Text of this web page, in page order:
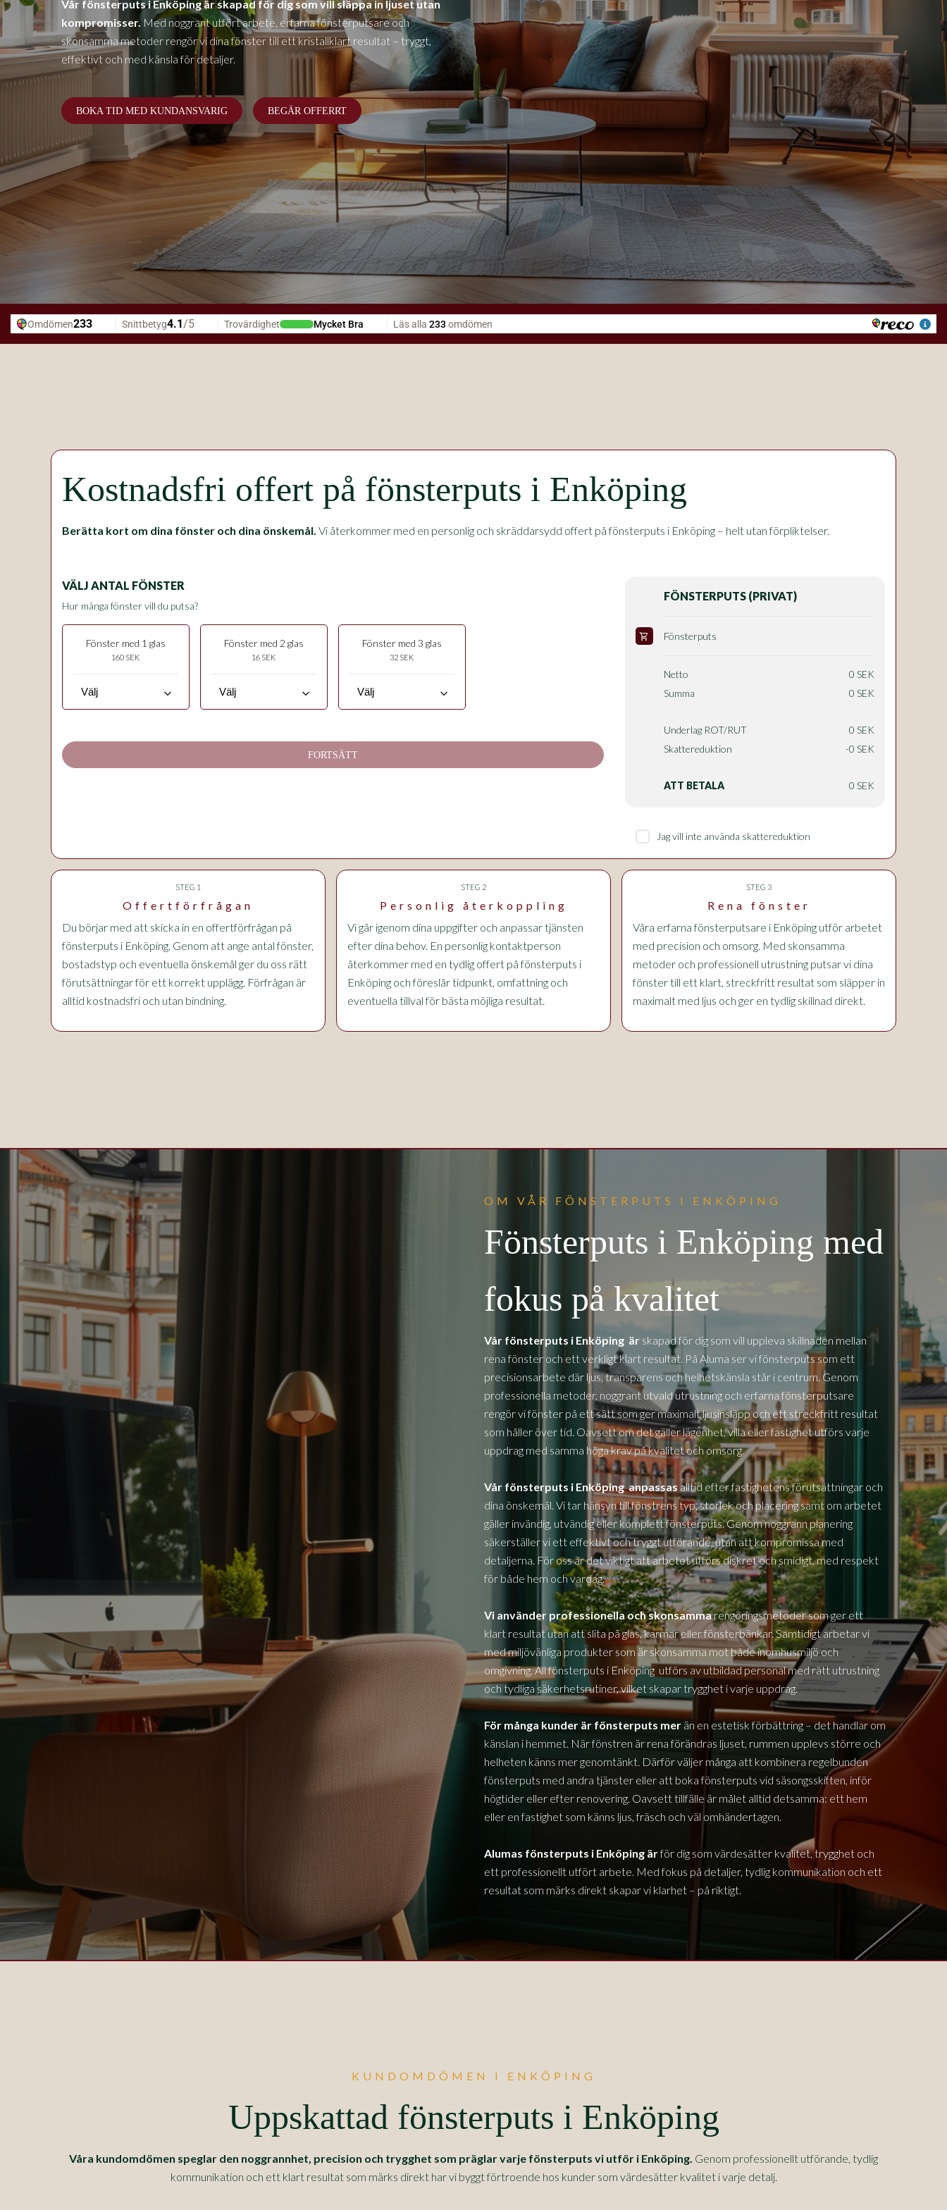
Vår fönsterputs iEnköpingär skapad för dig som vill släppa in ljuset utan
kompromisser. Med noggrant utfört arbete, erfarna fönsterputsare och
skonsamma metoder rengör vi dina fönster till ett kristallklart resultat – tryggt,
effektivt och med känsla för detaljer.
BOKA TID MED KUNDANSVARIG BEGÄR OFFERRT
Kostnadsfri offert på fönsterputs i Enköping
Berätta kort om dina fönster och dina önskemål. Vi återkommer med en personlig och skräddarsydd offert på fönsterputs i Enköping – helt utan förpliktelser.
VÄLJ ANTAL FÖNSTER
Hur många fönster vill du putsa?
Fönster med 1 glas
160 SEK
keyboard_arrow_down
Fönster med 2 glas
16 SEK
keyboard_arrow_down
Fönster med 3 glas
32 SEK
keyboard_arrow_down
FORTSÄTT
FÖNSTERPUTS (PRIVAT)
shopping_cart Fönsterputs
Netto
0 SEK
Summa
0 SEK
Underlag ROT/RUT
0 SEK
Skattereduktion
-0 SEK
ATT BETALA 0 SEK
Jag vill inte använda skattereduktion
STEG 1
Offertförfrågan
Du börjar med att skicka in en offertförfrågan på
fönsterputs i Enköping. Genom att ange antal fönster,
bostadstyp och eventuella önskemål ger du oss rätt
förutsättningar för ett korrekt upplägg. Förfrågan är
alltid kostnadsfri och utan bindning.
STEG 2
Personlig återkoppling
Vi går igenom dina uppgifter och anpassar tjänsten
efter dina behov. En personlig kontaktperson
återkommer med en tydlig offert på fönsterputs i
Enköping och föreslår tidpunkt, omfattning och
eventuella tillval för bästa möjliga resultat.
STEG 3
Rena fönster
Våra erfarna fönsterputsare i Enköping utför arbetet
med precision och omsorg. Med skonsamma
metoder och professionell utrustning putsar vi dina
fönster till ett klart, streckfritt resultat som släpper in
maximalt med ljus och ger en tydlig skillnad direkt.
OM VÅR FÖNSTERPUTS I ENKÖPING
Fönsterputs i Enköping med
fokus på kvalitet
Vår fönsterputs i Enköping är skapad för dig som vill uppleva skillnaden mellan
rena fönster och ett verkligt klart resultat. På Aluma ser vi fönsterputs som ett
precisionsarbete där ljus, transparens och helhetskänsla står i centrum. Genom
professionella metoder, noggrant utvald utrustning och erfarna fönsterputsare
rengör vi fönster på ett sätt som ger maximalt ljusinsläpp och ett streckfritt resultat
som håller över tid. Oavsett om det gäller lägenhet, villa eller fastighet utförs varje
uppdrag med samma höga krav på kvalitet och omsorg.
Vår fönsterputs i Enköpinganpassas alltid efter fastighetens förutsättningar och
dina önskemål. Vi tar hänsyn till fönstrens typ, storlek och placering samt om arbetet
gäller invändig, utvändig eller komplett fönsterputs. Genom noggrann planering
säkerställer vi ett effektivt och tryggt utförande, utan att kompromissa med
detaljerna. För oss är det viktigt att arbetet utförs diskret och smidigt, med respekt
för både hem och vardag.
Vi använder professionella och skonsammarengöringsmetoder som ger ett
klart resultat utan att slita på glas, karmar eller fönsterbänkar. Samtidigt arbetar vi
med miljövänliga produkter som är skonsamma mot både inomhusmiljö och
omgivning. All fönsterputs i Enköping utförs av utbildad personal med rätt utrustning
och tydliga säkerhetsrutiner, vilket skapar trygghet i varje uppdrag.
För många kunder är fönsterputs mer än en estetisk förbättring – det handlar om
känslan i hemmet. När fönstren är rena förändras ljuset, rummen upplevs större och
helheten känns mer genomtänkt. Därför väljer många att kombinera regelbunden
fönsterputs med andra tjänster eller att boka fönsterputs vid säsongsskiften, inför
högtider eller efter renovering. Oavsett tillfälle är målet alltid detsamma: ett hem
eller en fastighet som känns ljus, fräsch och väl omhändertagen.
Alumas fönsterputs i Enköping ärför dig som värdesätter kvalitet, trygghet och
ett professionellt utfört arbete. Med fokus på detaljer, tydlig kommunikation och ett
resultat som märks direkt skapar vi klarhet – på riktigt.
KUNDOMDÖMEN I ENKÖPING
Uppskattad fönsterputs i Enköping
Våra kundomdömen speglar den noggrannhet, precision och trygghet som präglar varje fönsterputs vi utför i Enköping. Genom professionellt utförande, tydlig
kommunikation och ett klart resultat som märks direkt har vi byggt förtroende hos kunder som värdesätter kvalitet i varje detalj.